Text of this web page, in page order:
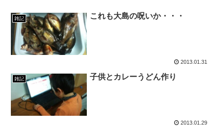
雑記 これも大島の呪いか・・・
2013.01.31
雑記 子供とカレーうどん作り
2013.01.29